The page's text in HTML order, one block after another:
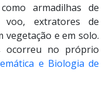
armadilhas de
extratores de
vegetação e em solo.
ocorreu no próprio
e Biologia de